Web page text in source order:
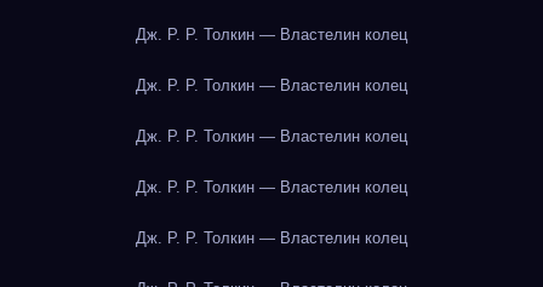
Дж. Р. Р. Толкин — Властелин колец
Дж. Р. Р. Толкин — Властелин колец
Дж. Р. Р. Толкин — Властелин колец
Дж. Р. Р. Толкин — Властелин колец
Дж. Р. Р. Толкин — Властелин колец